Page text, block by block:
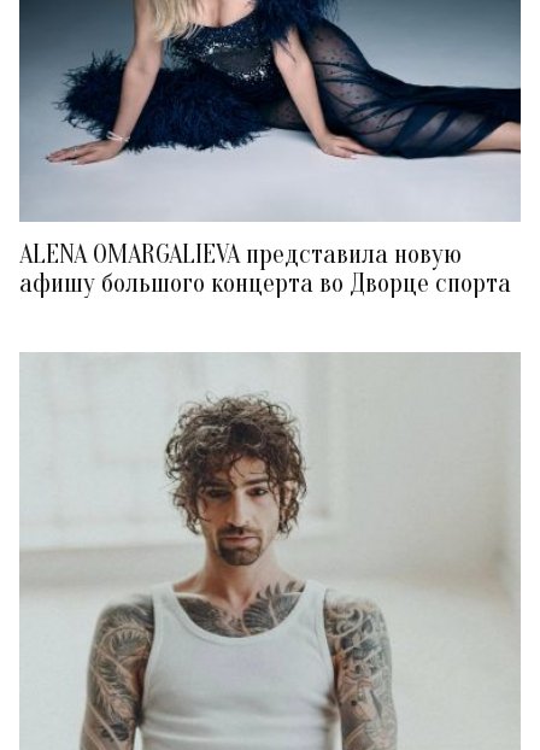
ALENA OMARGALIEVA представила новую
афишу большого концерта во Дворце спорта